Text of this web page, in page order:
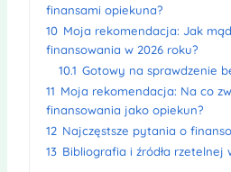
finansami opiekuna?
10 Moja rekomendacja: Jak
finansowania w 2026 roku?
10.1 Gotowy na sprawdzenie
11 Moja rekomendacja: Na co
finansowania jako opiekun?
12 Najczęstsze pytania o
13 Bibliografia i źródła rzetelnej